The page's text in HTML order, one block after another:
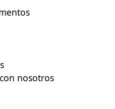
nosotros